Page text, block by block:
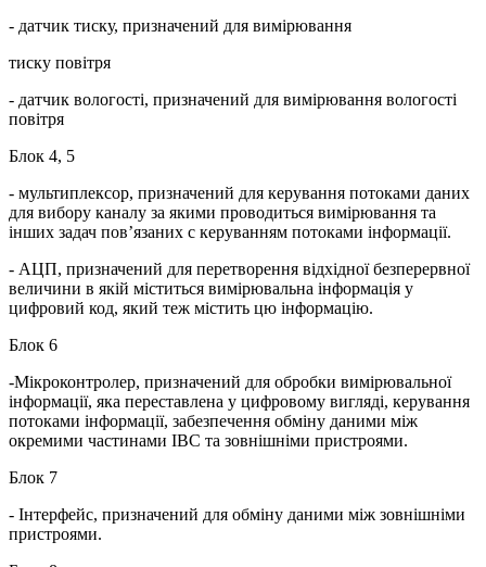
- датчик тиску, призначений для вимірювання
тиску повітря
- датчик вологості, призначений для вимірювання вологості
повітря
Блок 4, 5
- мультиплексор, призначений для керування потоками даних
для вибору каналу за якими проводиться вимірювання та
інших задач пов’язаних с керуванням потоками інформації.
- АЦП, призначений для перетворення відхідної безперервної
величини в якій міститься вимірювальна інформація у
цифровий код, який теж містить цю інформацію.
Блок 6
-Мікроконтролер, призначений для обробки вимірювальної
інформації, яка переставлена у цифровому вигляді, керування
потоками інформації, забезпечення обміну даними між
окремими частинами ІВС та зовнішніми пристроями.
Блок 7
- Інтерфейс, призначений для обміну даними між зовнішніми
пристроями.